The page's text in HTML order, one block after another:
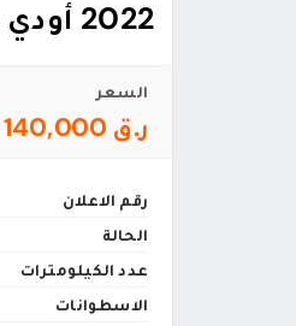
2022 أودي A7 55TFSI Quattro
السعر
ر.ق 140,000
رقم الاعلان
الحالة
عدد الكيلومترات
الاسطوانات